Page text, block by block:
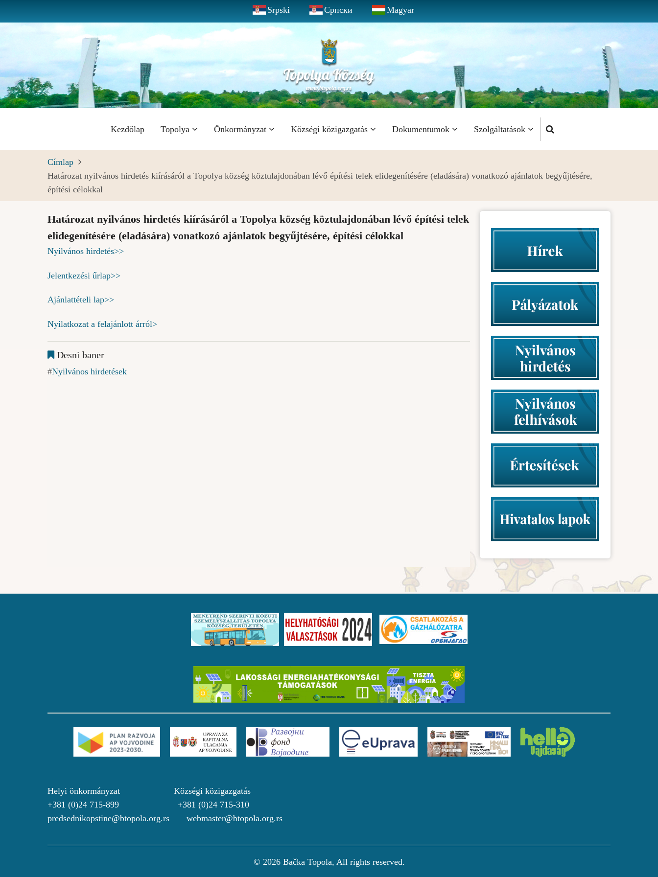
a
tartalomra
Srpski Српски Magyar
Fő
navigáció
Kezdőlap Topolya Önkormányzat Községi közigazgatás Dokumentumok Szolgáltatások
Címlap
Határozat nyilvános hirdetés kiírásáról a Topolya község köztulajdonában lévő építési telek elidegenítésére (eladására) vonatkozó ajánlatok begyűjtésére,
építési célokkal
Határozat nyilvános hirdetés kiírásáról a Topolya község köztulajdonában lévő építési telek
elidegenítésére (eladására) vonatkozó ajánlatok begyűjtésére, építési célokkal
Nyilvános hirdetés>>
Jelentkezési űrlap>>
Ajánlattételi lap>>
Nyilatkozat a felajánlott árról>
Desni baner
Nyilvános hirdetések
Helyi önkormányzat Községi közigazgatás
+381 (0)24 715-899 +381 (0)24 715-310
predsednikopstine@btopola.org.rs webmaster@btopola.org.rs
© 2026 Bačka Topola, All rights reserved.